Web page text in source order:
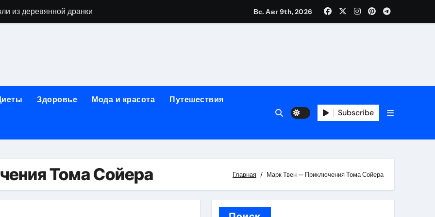
из деревянной дранки
аппаратов для электроэпиляции
направления медицинского центра
Стрешневе
зависимости: медицинские, психотерапевтические и социальные
с медицинской лицензией и диагностикой зрения
Вс. Авг 9th, 2026
Здоровье Мода и красота Путешествия
Subscribe
Тома Сойера Главная Марк Твен — Приключения Тома Сойера